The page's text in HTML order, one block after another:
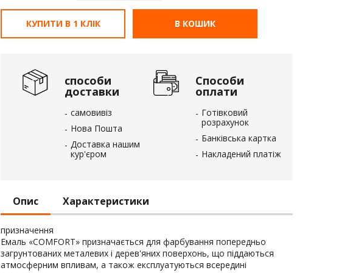
КУПИТИ В 1 КЛІК В КОШИК
способи
доставки
самовивіз
Нова Пошта
Доставка нашим
кур'єром
Способи
оплати
Готівковий
розрахунок
Банківська картка
Накладений платіж
Опис Характеристики
призначення
Емаль «COMFORT» призначається для фарбування попередньо
загрунтованих металевих і дерев'яних поверхонь, що піддаються
атмосферним впливам, а також експлуатуються всередині